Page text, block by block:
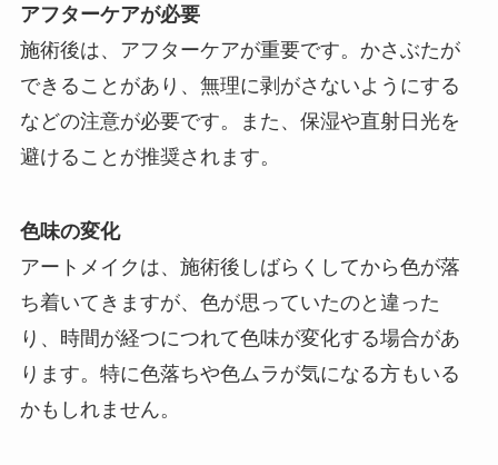
アフターケアが必要
施術後は、アフターケアが重要です。かさぶたが
できることがあり、無理に剥がさないようにする
などの注意が必要です。また、保湿や直射日光を
避けることが推奨されます。
色味の変化
アートメイクは、施術後しばらくしてから色が落
ち着いてきますが、色が思っていたのと違った
り、時間が経つにつれて色味が変化する場合があ
ります。特に色落ちや色ムラが気になる方もいる
かもしれません。